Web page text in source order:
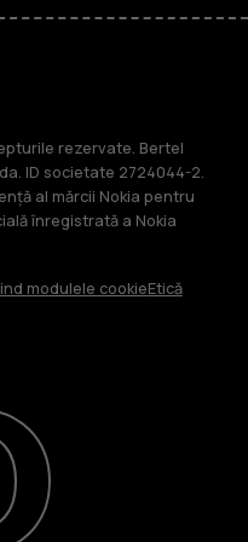
rezervate. Bertel
ID societate 2724044-2.
al mărcii Nokia pentru
înregistrată a Nokia
modulele cookieEtică